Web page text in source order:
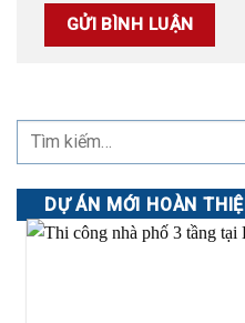
DỰ ÁN MỚI HOÀN